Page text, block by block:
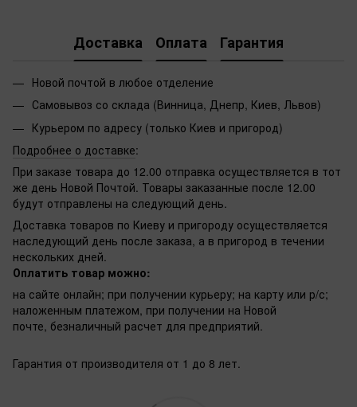
Доставка Оплата Гарантия
Новой почтой в любое отделение
Самовывоз со склада (Винница, Днепр, Киев, Львов)
Курьером по адресу (только Киев и пригород)
Подробнее о доставке:
При заказе товара до 12.00 отправка осуществляется в тот
же день Новой Почтой. Товары заказанные после 12.00
будут отправлены на следующий день.
Доставка товаров по Киеву и пригороду осуществляется
наследующий день после заказа, а в пригород в течении
нескольких дней.
Оплатить товар можно:
на сайте онлайн; при получении курьеру; на карту или р/с;
наложенным платежом, при получении на Новой
почте, безналичный расчет для предприятий.
Гарантия от производителя от 1 до 8 лет.